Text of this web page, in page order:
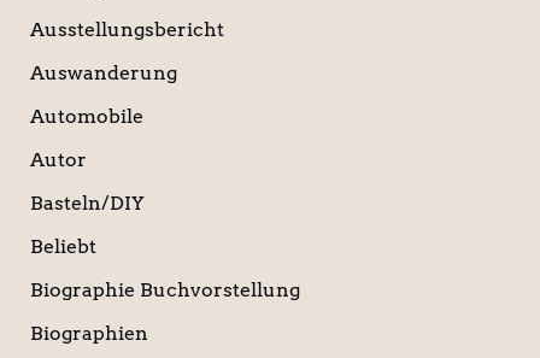
Ausstellungsbericht
Auswanderung
Automobile
Autor
Basteln/DIY
Beliebt
Biographie Buchvorstellung
Biographien